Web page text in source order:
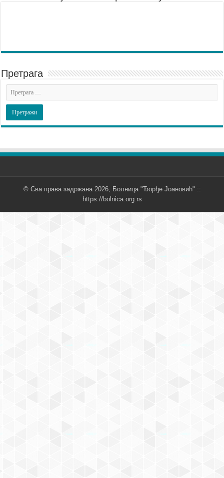
Претрага
© Сва права задржана 2026, Болница "Ђорђе Јоановић" ::
https://bolnica.org.rs